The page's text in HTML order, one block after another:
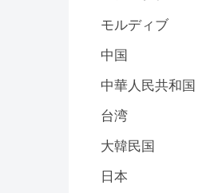
モルディブ
中国
中華人民共和国
台湾
大韓民国
日本